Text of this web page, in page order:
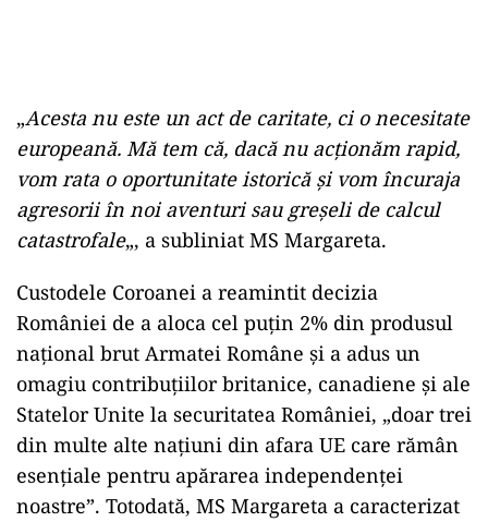
„Acesta nu este un act de caritate, ci o necesitate
europeană. Mă tem că, dacă nu acţionăm rapid,
vom rata o oportunitate istorică şi vom încuraja
agresorii în noi aventuri sau greşeli de calcul
catastrofale„, a subliniat MS Margareta.
Custodele Coroanei a reamintit decizia
României de a aloca cel puţin 2% din produsul
naţional brut Armatei Române şi a adus un
omagiu contribuţiilor britanice, canadiene şi ale
Statelor Unite la securitatea României, „doar trei
din multe alte naţiuni din afara UE care rămân
esenţiale pentru apărarea independenţei
noastre”. Totodată, MS Margareta a caracterizat